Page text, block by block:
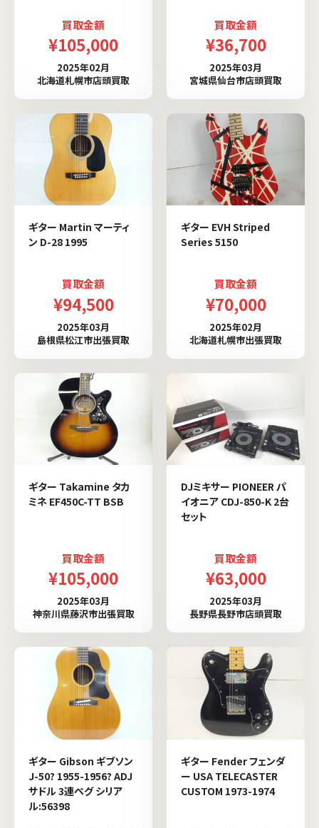
買取金額
¥105,000
2025年02月
北海道札幌市店頭買取
買取金額
¥36,700
2025年03月
宮城県仙台市店頭買取
ギター Martin マーティ
ン D-28 1995
買取金額
¥94,500
2025年03月
島根県松江市出張買取
ギター EVH Striped
Series 5150
買取金額
¥70,000
2025年02月
北海道札幌市出張買取
ギター Takamine タカ
ミネ EF450C-TT BSB
買取金額
¥105,000
2025年03月
神奈川県藤沢市出張買取
DJミキサー PIONEER パ
イオニア CDJ-850-K 2台
セット
買取金額
¥63,000
2025年03月
長野県長野市店頭買取
ギター Gibson ギブソン
J-50? 1955-1956? ADJ
サドル 3連ペグ シリア
ル:56398
ギター Fender フェンダ
ー USA TELECASTER
CUSTOM 1973-1974